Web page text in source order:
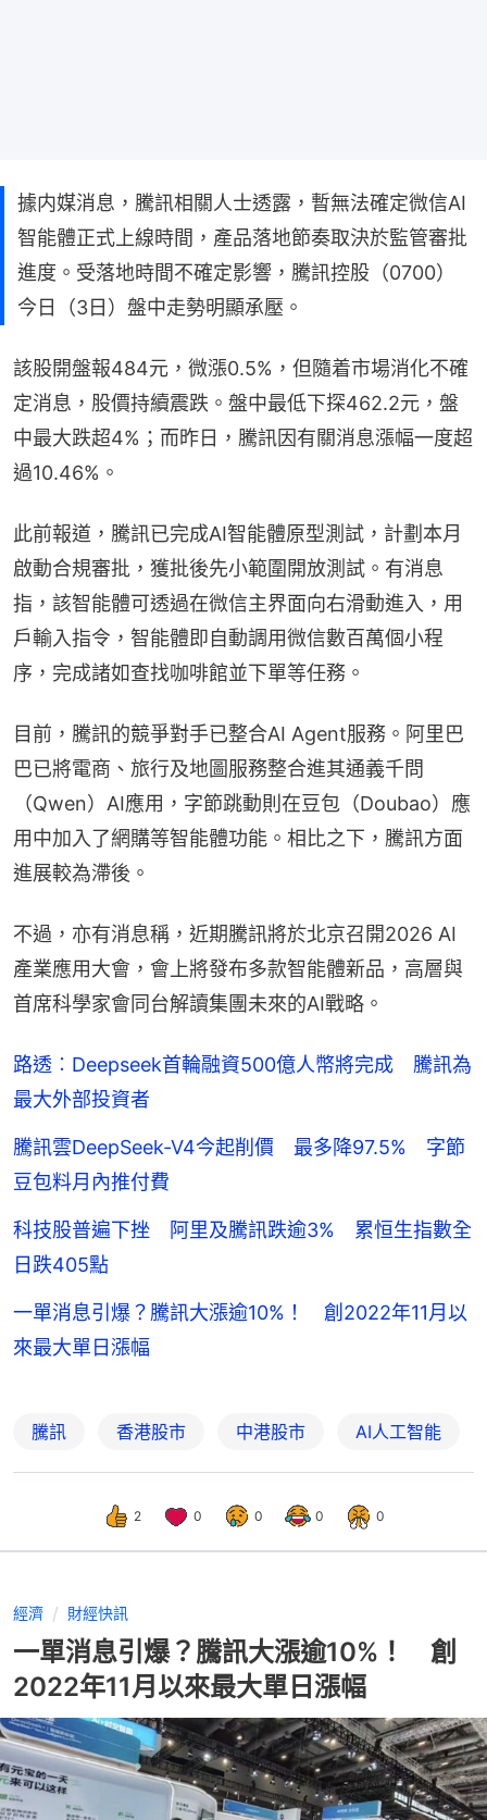
據内媒消息，騰訊相關人士透露，暫無法確定微信AI
智能體正式上線時間，產品落地節奏取決於監管審批
進度。受落地時間不確定影響，騰訊控股（0700）
今日（3日）盤中走勢明顯承壓。
該股開盤報484元，微漲0.5%，但隨着市場消化不確
定消息，股價持續震跌。盤中最低下探462.2元，盤
中最大跌超4%；而昨日，騰訊因有關消息漲幅一度超
過10.46%。
此前報道，騰訊已完成AI智能體原型測試，計劃本月
啟動合規審批，獲批後先小範圍開放測試。有消息
指，該智能體可透過在微信主界面向右滑動進入，用
戶輸入指令，智能體即自動調用微信數百萬個小程
序，完成諸如查找咖啡館並下單等任務。
目前，騰訊的競爭對手已整合AI Agent服務。阿里巴
巴已將電商、旅行及地圖服務整合進其通義千問
（Qwen）AI應用，字節跳動則在豆包（Doubao）應
用中加入了網購等智能體功能。相比之下，騰訊方面
進展較為滯後。
不過，亦有消息稱，近期騰訊將於北京召開2026 AI
產業應用大會，會上將發布多款智能體新品，高層與
首席科學家會同台解讀集團未來的AI戰略。
路透︰Deepseek首輪融資500億人幣將完成 騰訊為
最大外部投資者
騰訊雲DeepSeek-V4今起削價 最多降97.5% 字節
豆包料月內推付費
科技股普遍下挫 阿里及騰訊跌逾3% 累恒生指數全
日跌405點
一單消息引爆？騰訊大漲逾10%！ 創2022年11月以
來最大單日漲幅
騰訊 香港股市 中港股市 AI人工智能
2 0 0 0 0
經濟 財經快訊
一單消息引爆？騰訊大漲逾10%！ 創
2022年11月以來最大單日漲幅